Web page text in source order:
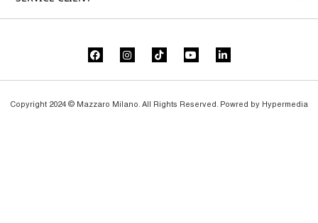
Copyright 2024 © Mazzaro Milano. All Rights Reserved. Powred by Hypermedia